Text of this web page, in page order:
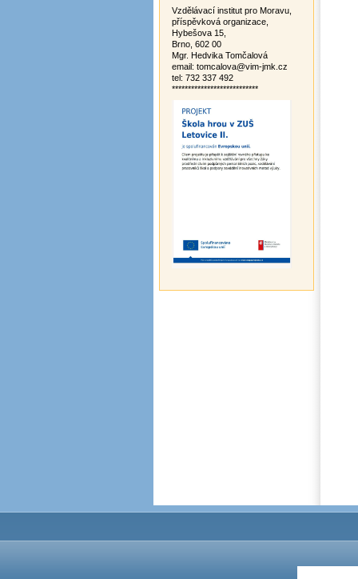
Vzdělávací institut pro Moravu,
příspěvková organizace,
Hybešova 15,
Brno, 602 00
Mgr. Hedvika Tomčalová
email: tomcalova@vim-jmk.cz
tel: 732 337 492
***************************